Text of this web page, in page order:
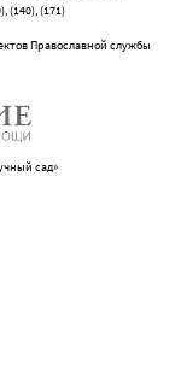
(140), (171)
Православной службы
сад»